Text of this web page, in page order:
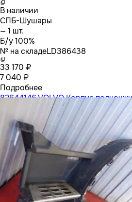
В наличии
СПБ-Шушары
— 1 шт.
Б/у 100%
№ на складеLD386438
33 170 ₽
7 040 ₽
Подробнее
82644146 VOLVO Корпус